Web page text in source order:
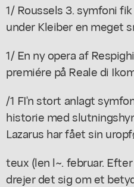
1/ Roussels 3. symfoni
under Kleiber en meget
1/ En ny opera af
premiére på Reale di
/1 FI'n stort anlagt
historie med
Lazarus har fået sin
teux (len l~. februar.
drejer det sig om et